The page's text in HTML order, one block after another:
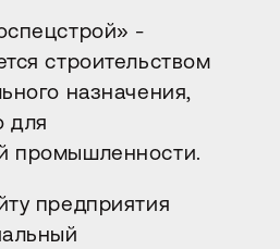
-
строительством
назначения,
для
промышленности.
предприятия